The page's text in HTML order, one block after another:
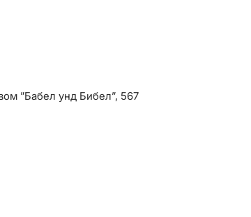
”Бабел унд Бибел”, 567